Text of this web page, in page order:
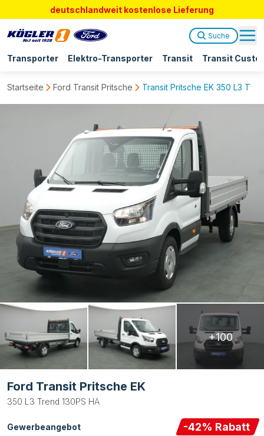
deutschlandweit kostenlose Lieferung
Transporter Elektro-Transporter Transit Transit
Suche
Startseite Ford Transit Pritsche Transit Pritsche EK 350 L3
+100
Ford Transit Pritsche EK
350 L3 Trend 130PS HA
Gewerbeangebot -42% Rabatt